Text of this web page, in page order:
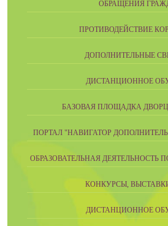
ОБРАЩЕНИЯ
ПРОТИВОДЕЙСТВИЕ
ДОПОЛНИТЕЛЬНЫЕ
ДИСТАНЦИОННОЕ
БАЗОВАЯ ПЛОЩАДКА
ПОРТАЛ "НАВИГАТОР
ОБРАЗОВАТЕЛЬНАЯ ДЕЯТЕЛЬНОСТЬ
КОНКУРСЫ,
ДИСТАНЦИОННОЕ